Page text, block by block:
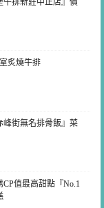
牛排新莊中正店』價
炙燒牛排
峰街無名排骨飯』菜
值最高甜點『No.1